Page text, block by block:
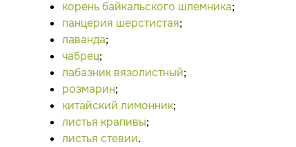
корень байкальского шлемника;
панцерия шерстистая;
лаванда;
чабрец;
лабазник вязолистный;
розмарин;
китайский лимонник;
листья крапивы;
листья стевии.